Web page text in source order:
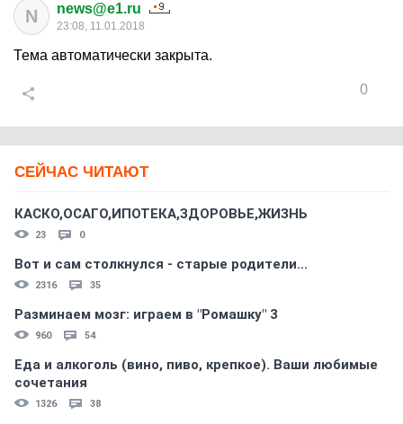
N news@e1.ru
23:08, 11.01.2018
Тема автоматически закрыта.
0
СЕЙЧАС ЧИТАЮТ
КАСКО,ОСАГО,ИПОТЕКА,ЗДОРОВЬЕ,ЖИЗНЬ
23 0
Вот и сам столкнулся - старые родители...
2316 35
Разминаем мозг: играем в "Ромашку" 3
960 54
Еда и алкоголь (вино, пиво, крепкое). Ваши любимые
сочетания
1326 38